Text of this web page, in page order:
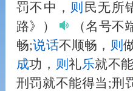
罚不中， 则 民无所
路》）
（名号不
畅;说话不顺畅， 则
成功， 则礼乐就不能
刑罚就不能得当;刑